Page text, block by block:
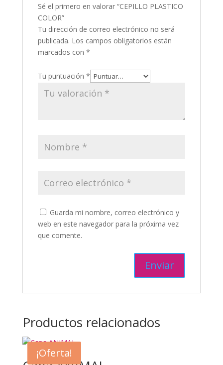
Sé el primero en valorar “CEPILLO PLASTICO
COLOR”
Tu dirección de correo electrónico no será
publicada. Los campos obligatorios están
marcados con *
Tu puntuación *
Guarda mi nombre, correo electrónico y
web en este navegador para la próxima vez
que comente.
Productos relacionados
¡Oferta!